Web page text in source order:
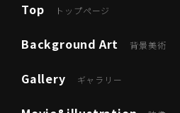
Top トップページ
Background Art 背景美術
Gallery ギャラリー